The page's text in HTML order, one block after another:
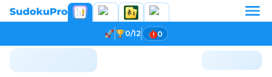
0/12 0